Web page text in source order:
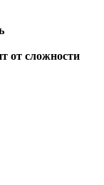
от сложности